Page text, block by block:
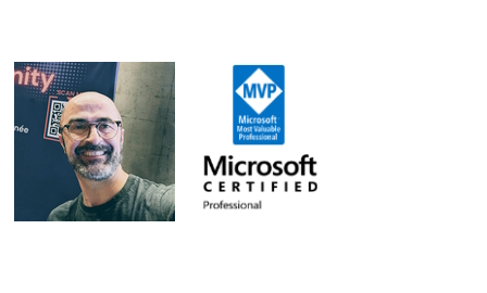
10